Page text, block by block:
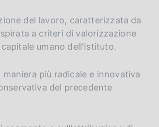
del lavoro, caratterizzata da
a criteri di valorizzazione
umano dell'Istituto.
più radicale e innovativa
del precedente